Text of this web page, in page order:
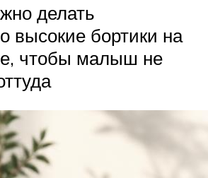
делать
высокие бортики на
чтобы малыш не